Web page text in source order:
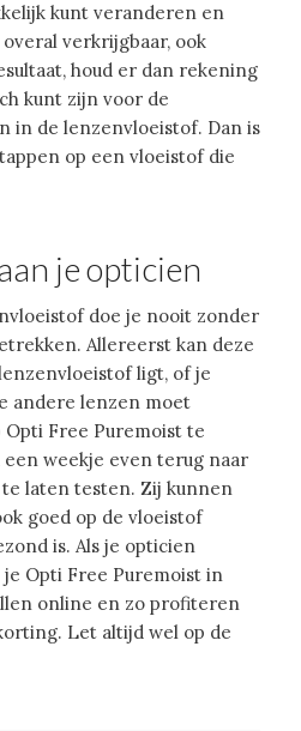
kunt veranderen en
verkrijgbaar, ook
houd er dan rekening
kunt zijn voor de
in de lenzenvloeistof. Dan is
op een vloeistof die
je opticien
doe je nooit zonder
Allereerst kan deze
ligt, of je
andere lenzen moet
Free Puremoist te
weekje even terug naar
laten testen. Zij kunnen
goed op de vloeistof
is. Als je opticien
Opti Free Puremoist in
online en zo profiteren
Let altijd wel op de